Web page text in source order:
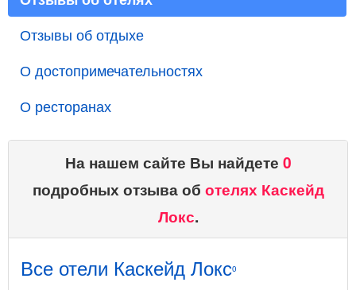
Отзывы об отдыхе
О достопримечательностях
О ресторанах
На нашем сайте Вы найдете 0
подробных отзыва об отелях Каскейд
Локс.
Все отели Каскейд Локс0